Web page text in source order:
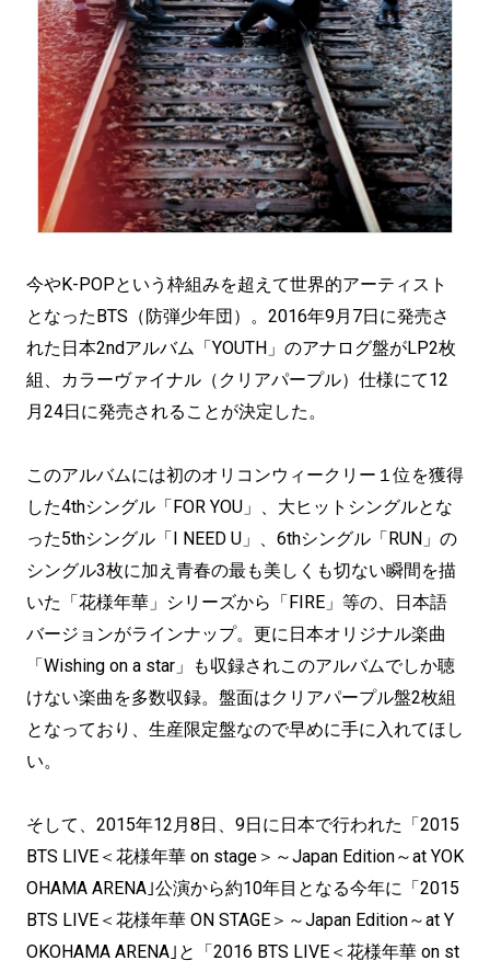
今やK-POPという枠組みを超えて世界的アーティスト
となったBTS（防弾少年団）。2016年9月7日に発売さ
れた日本2ndアルバム「YOUTH」のアナログ盤がLP2枚
組、カラーヴァイナル（クリアパープル）仕様にて12
月24日に発売されることが決定した。
このアルバムには初のオリコンウィークリー１位を獲得
した4thシングル「FOR YOU」、大ヒットシングルとな
った5thシングル「I NEED U」、6thシングル「RUN」の
シングル3枚に加え青春の最も美しくも切ない瞬間を描
いた「花様年華」シリーズから「FIRE」等の、日本語
バージョンがラインナップ。更に日本オリジナル楽曲
「Wishing on a star」も収録されこのアルバムでしか聴
けない楽曲を多数収録。盤面はクリアパープル盤2枚組
となっており、生産限定盤なので早めに手に入れてほし
い。
そして、2015年12月8日、9日に日本で行われた「2015
BTS LIVE＜花様年華 on stage＞～Japan Edition～at YOK
OHAMA ARENA｣公演から約10年目となる今年に「2015
BTS LIVE＜花様年華 ON STAGE＞～Japan Edition～at Y
OKOHAMA ARENA｣と「2016 BTS LIVE＜花様年華 on st